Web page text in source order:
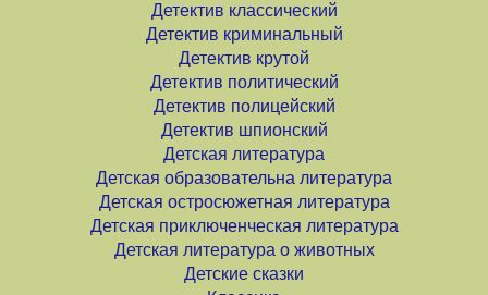
Детектив классический
Детектив криминальный
Детектив крутой
Детектив политический
Детектив полицейский
Детектив шпионский
Детская литература
Детская образовательна литература
Детская остросюжетная литература
Детская приключенческая литература
Детская литература о животных
Детские сказки